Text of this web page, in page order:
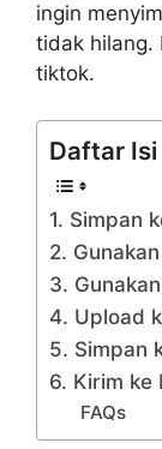
ingin
tidak hilang.
tiktok.
Daftar Isi
1. Simpan
2.
3.
4. Upload
5. Simpan
6. Kirim ke
FAQs